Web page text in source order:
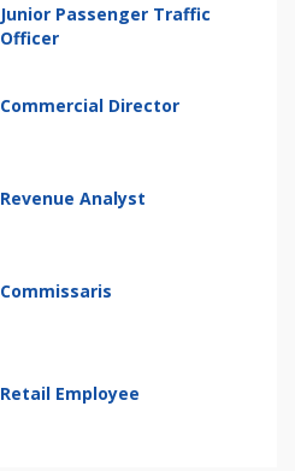
Junior Passenger Traffic
Officer
Commercial Director
Revenue Analyst
Commissaris
Retail Employee